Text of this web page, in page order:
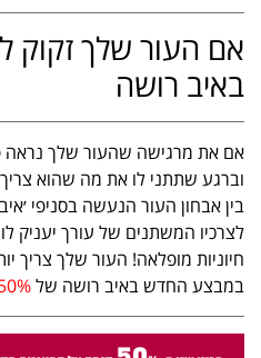
אם העור שלך זקוק
באיב רושה
אם את מרגישה שהעור שלך נראה
וברגע שתתני לו את מה שהוא
בין אבחון העור הנעשה בסניפי
לצרכיו המשתנים של עורך יעניק
חיוניות מופלאה! העור שלך צריך
במבצע החדש באיב רושה של50% הנחה על המוצר